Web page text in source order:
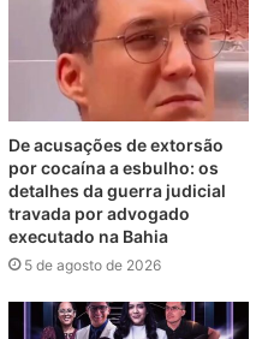
De acusações de extorsão
por cocaína a esbulho: os
detalhes da guerra judicial
travada por advogado
executado na Bahia
5 de agosto de 2026